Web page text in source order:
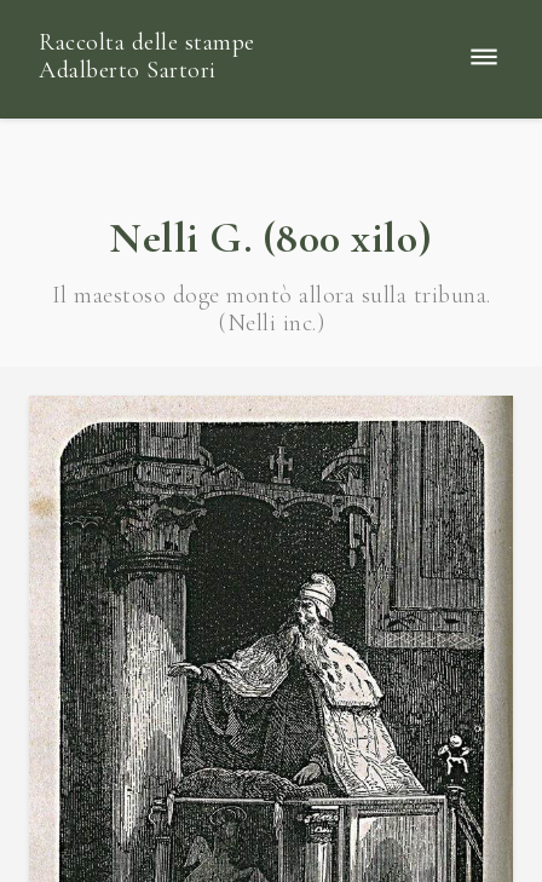
Raccolta delle stampe
Adalberto Sartori
Nelli G. (800 xilo)
Il maestoso doge montò allora sulla tribuna.
(Nelli inc.)